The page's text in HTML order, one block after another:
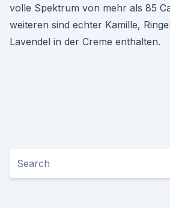
volle Spektrum von mehr als 85
weiteren sind echter Kamille,
Lavendel in der Creme enthalten.